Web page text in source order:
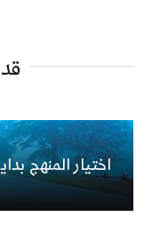
اختيار المنهج